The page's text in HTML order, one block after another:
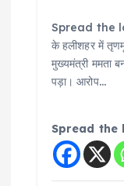
Spread the
के हलीशहर में
मुख्यमंत्री ममता
पड़ा। आरोप…
Spread the